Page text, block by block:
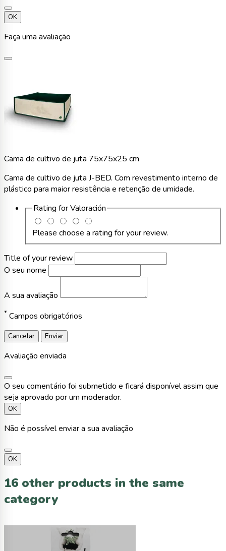
OK
Faça uma avaliação
Cama de cultivo de juta 75x75x25 cm
Cama de cultivo de juta J-BED. Com revestimento interno de
plástico para maior resistência e retenção de umidade.
Rating forValoración
Please choose a rating for your review.
Title of your review
O seu nome
A sua avaliação
* Campos obrigatórios
Cancelar Enviar
Avaliação enviada
O seu comentário foi submetido e ficará disponível assim que
seja aprovado por um moderador.
OK
Não é possível enviar a sua avaliação
OK
16 other products in the same
category